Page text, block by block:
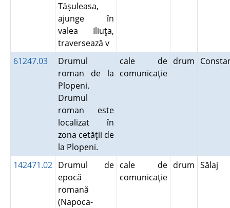
Tăşuleasa,
ajunge în
valea Iliuţa,
traversează v
61247.03
Drumul
roman de la
Plopeni.
Drumul
roman este
localizat în
zona cetăţii de
la Plopeni.
cale de
comunicaţie
drum
142471.02 Drumul de
epocă
romană
(Napoca-
cale de
comunicaţie
drum Sălaj